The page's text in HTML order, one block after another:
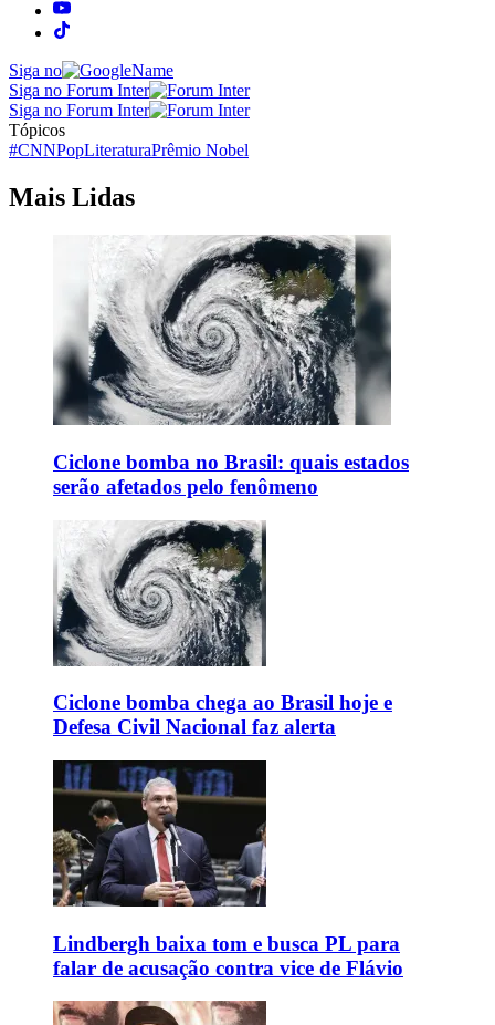
Siga no
Siga no Forum Inter
Siga no Forum Inter
Tópicos
#CNNPopLiteraturaPrêmio Nobel
Mais Lidas
Ciclone bomba no Brasil: quais estados
serão afetados pelo fenômeno
Ciclone bomba chega ao Brasil hoje e
Defesa Civil Nacional faz alerta
Lindbergh baixa tom e busca PL para
falar de acusação contra vice de Flávio